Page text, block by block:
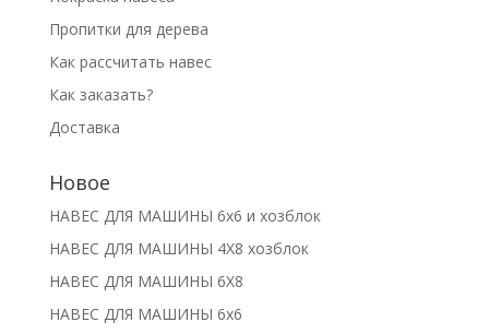
Пропитки для дерева
Как рассчитать навес
Как заказать?
Доставка
Новое
НАВЕС ДЛЯ МАШИНЫ 6х6 и хозблок
НАВЕС ДЛЯ МАШИНЫ 4Х8 хозблок
НАВЕС ДЛЯ МАШИНЫ 6Х8
НАВЕС ДЛЯ МАШИНЫ 6х6